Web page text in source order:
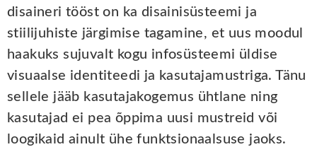
disaineri tööst on ka disainisüsteemi ja
stiilijuhiste järgimise tagamine, et uus moodul
haakuks sujuvalt kogu infosüsteemi üldise
visuaalse identiteedi ja kasutajamustriga. Tänu
sellele jääb kasutajakogemus ühtlane ning
kasutajad ei pea õppima uusi mustreid või
loogikaid ainult ühe funktsionaalsuse jaoks.